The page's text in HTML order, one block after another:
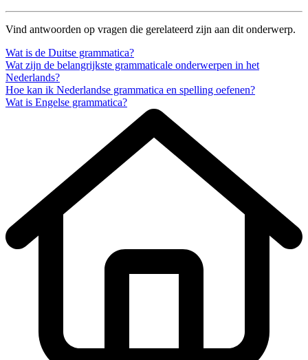
Vind antwoorden op vragen die gerelateerd zijn aan dit onderwerp.
Wat is de Duitse grammatica?
Wat zijn de belangrijkste grammaticale onderwerpen in het
Nederlands?
Hoe kan ik Nederlandse grammatica en spelling oefenen?
Wat is Engelse grammatica?